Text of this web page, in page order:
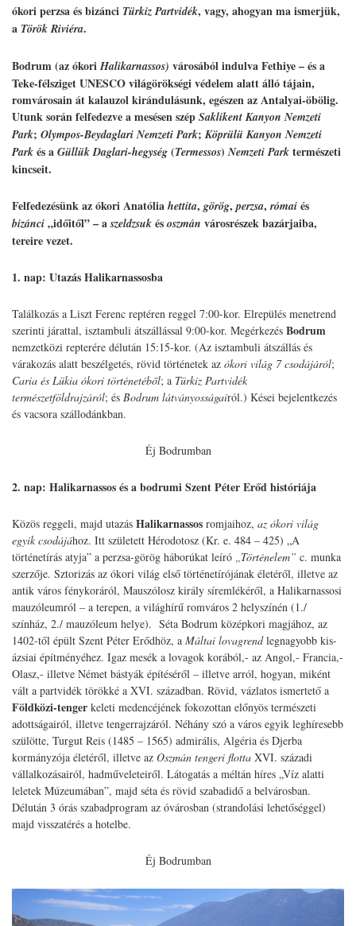
ókori perzsa és bizánci Türkiz Partvidék, vagy, ahogyan ma ismerjük,
a Török Riviéra.
Bodrum (az ókoriHalikarnassos) városából indulva Fethiye – és a
Teke-félsziget UNESCO világörökségi védelem alatt álló tájain,
romvárosain át kalauzol kirándulásunk, egészen az Antalyai-öbölig.
Utunk során felfedezve a mesésen szép Saklikent Kanyon Nemzeti
Park; Olympos-Beydaglari Nemzeti Park;Köprülü Kanyon Nemzeti
Park és a Güllük Daglari-hegység (Termessos)Nemzeti Park természeti
kincseit.
Felfedezésünk az ókori Anatólia hettita,görög,perzsa,római és
bizánci „időitől” – aszeldzsuk és oszmán városrészek bazárjaiba,
tereire vezet.
1. nap: Utazás Halikarnassosba
Találkozás a Liszt Ferenc reptéren reggel 7:00-kor. Elrepülés menetrend
szerinti járattal, isztambuli átszállással 9:00-kor. Megérkezés Bodrum
nemzetközi repterére délután 15:15-kor. (Az isztambuli átszállás és
várakozás alatt beszélgetés, rövid történetek az ókori világ 7 csodájáról;
Caria és Lükia ókori történetéből; a Türkiz Partvidék
természetföldrajzáról; és Bodrum látványosságairól.) Kései bejelentkezés
és vacsora szállodánkban.
Éj Bodrumban
2. nap: Halikarnassos és a bodrumi Szent Péter Erőd históriája
Közös reggeli, majd utazás Halikarnassos romjaihoz, az ókori világ
egyik csodájához. Itt született Hérodotosz (Kr. e. 484 – 425) „A
történetírás atyja” a perzsa-görög háborúkat leíró „Történelem” c. munka
szerzője. Sztorizás az ókori világ első történetírójának életéről, illetve az
antik város fénykoráról, Mauszólosz király síremlékéről, a Halikarnassosi
mauzóleumról – a terepen, a világhírű romváros 2 helyszínén (1./
színház, 2./ mauzóleum helye). Séta Bodrum középkori magjához, az
1402-től épült Szent Péter Erődhöz, a Máltai lovagrendlegnagyobb kis-
ázsiai építményéhez. Igaz mesék a lovagok korából,- az Angol,- Francia,-
Olasz,- illetve Német bástyák építéséről – illetve arról, hogyan, miként
vált a partvidék törökké a XVI. században. Rövid, vázlatos ismertető a
Földközi-tenger keleti medencéjének fokozottan előnyös természeti
adottságairól, illetve tengerrajzáról. Néhány szó a város egyik leghíresebb
szülötte, Turgut Reis (1485 – 1565) admirális, Algéria és Djerba
kormányzója életéről, illetve az Oszmán tengeri flotta XVI. századi
vállalkozásairól, hadműveleteiről. Látogatás a méltán híres „Víz alatti
leletek Múzeumában”, majd séta és rövid szabadidő a belvárosban.
Délután 3 órás szabadprogram az óvárosban (strandolási lehetőséggel)
majd visszatérés a hotelbe.
Éj Bodrumban